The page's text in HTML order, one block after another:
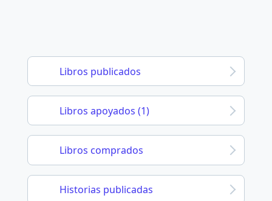
Libros publicados
Libros apoyados (1)
Libros comprados
Historias publicadas